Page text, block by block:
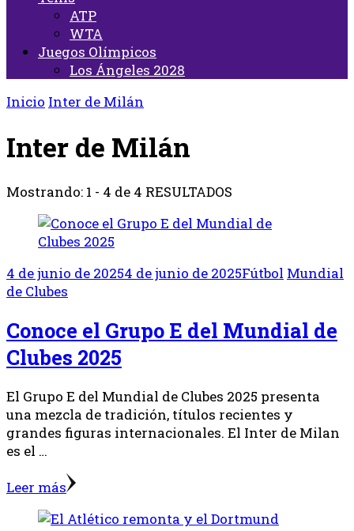
ATP
WTA
Juegos Olímpicos
Los Ángeles 2028
Inicio Inter de Milán
Inter de Milán
Mostrando: 1 - 4 de 4 RESULTADOS
4 de junio de 20254 de junio de 2025Fútbol Mundial
de Clubes
Conoce el Grupo E del Mundial de
Clubes 2025
El Grupo E del Mundial de Clubes 2025 presenta
una mezcla de tradición, títulos recientes y
grandes figuras internacionales. El Inter de Milan
es el …
Leer más